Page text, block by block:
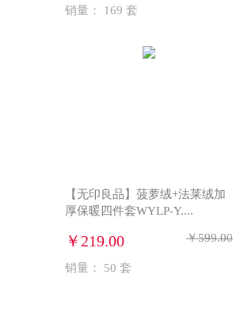
销量： 169 套
【无印良品】菠萝绒+法莱绒加
厚保暖四件套WYLP-Y....
￥219.00 ￥599.00
销量： 50 套